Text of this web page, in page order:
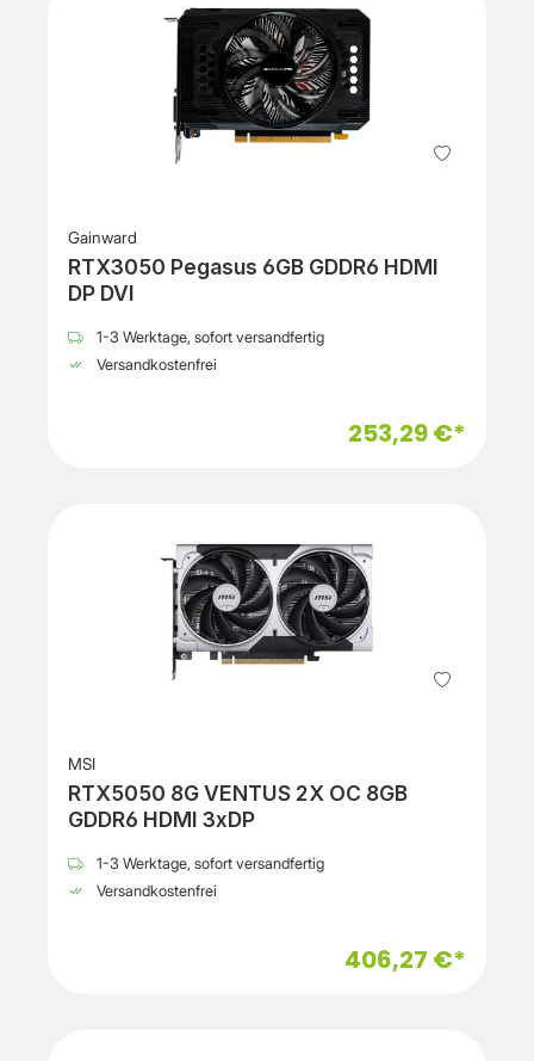
Gainward
RTX3050 Pegasus 6GB GDDR6 HDMI
DP DVI
1-3 Werktage, sofort versandfertig
Versandkostenfrei
253,29 €*
MSI
RTX5050 8G VENTUS 2X OC 8GB
GDDR6 HDMI 3xDP
1-3 Werktage, sofort versandfertig
Versandkostenfrei
406,27 €*